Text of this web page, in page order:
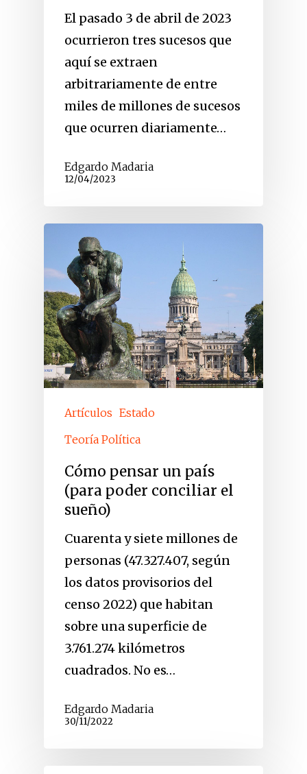
El pasado 3 de abril de 2023
ocurrieron tres sucesos que
aquí se extraen
arbitrariamente de entre
miles de millones de sucesos
que ocurren diariamente…
Edgardo Madaria
12/04/2023
Artículos Estado
Teoría Política
Cómo pensar un país
(para poder conciliar el
sueño)
Cuarenta y siete millones de
personas (47.327.407, según
los datos provisorios del
censo 2022) que habitan
sobre una superficie de
3.761.274 kilómetros
cuadrados. No es…
Edgardo Madaria
30/11/2022